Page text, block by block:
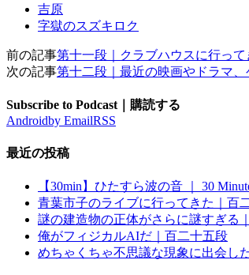
吉原
字獄のスズキロク
前の記事第十一段｜クラブハウスに行って
次の記事第十二段｜最近の映画やドラマ
Subscribe to Podcast｜購読する
Androidby EmailRSS
最近の投稿
【30min】ひたすら波の音 ｜ 30
青葉市子のライブに行ってきた｜百
謎の建造物の正体がさらに謎すぎる
俺がフィジカルAIだ｜百二十五段
めちゃくちゃ不思議な現象に出会し